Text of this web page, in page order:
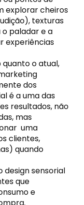
explorar cheiros
texturas
paladar e a
experiências
o atual,
dos
é a uma das
resultados, não
mas
uma
clientes,
quando
design sensorial
que
e